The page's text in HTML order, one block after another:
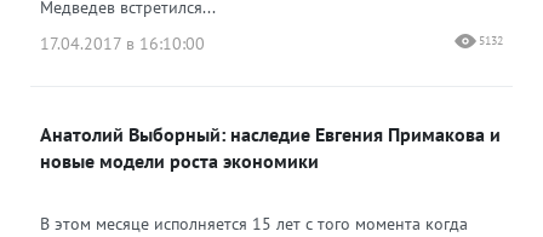
Медведев встретился...
17.04.2017 в 16:10:00
5132
Анатолий Выборный: наследие Евгения Примакова и
новые модели роста экономики
В этом месяце исполняется 15 лет с того момента когда